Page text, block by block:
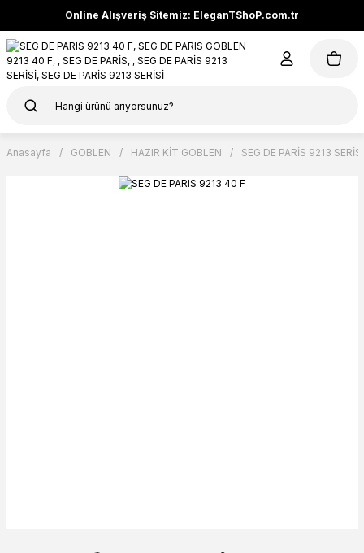
Online Alışveriş Sitemiz: EleganTShoP.com.tr
Anasayfa GOBLEN HAZIR KİT GOBLEN SEG DE PARİS 9213 SERİSİ